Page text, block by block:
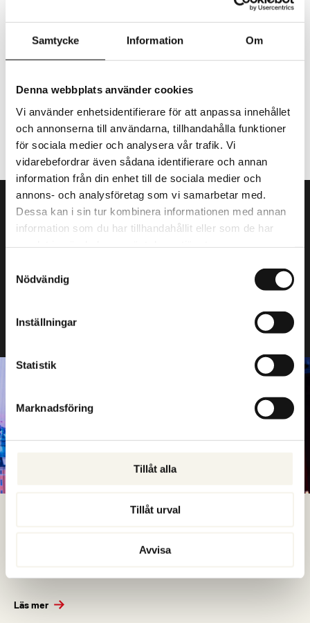
Samtycke Information Om
Denna webbplats använder cookies
Vi använder enhetsidentifierare för att anpassa innehållet
och annonserna till användarna, tillhandahålla funktioner
för sociala medier och analysera vår trafik. Vi
vidarebefordrar även sådana identifierare och annan
information från din enhet till de sociala medier och
annons- och analysföretag som vi samarbetar med.
Dessa kan i sin tur kombinera informationen med annan
information som du har tillhandahållit eller som de har
Nödvändig
Inställningar
Statistik
Marknadsföring
Tillåt alla
Tillåt urval
Avvisa
TILLBAKA
Stöd när insikt ska bli handling
förändring, komplexitet och högt tempo. Oavsett om det
handlar om en föreläsning, workshop eller ett mer fördjupat
hjälper människor att tänka klarare, fatta klokare beslut och våga
Läs mer